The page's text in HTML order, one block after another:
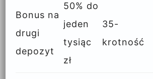
Bonus na
drugi
depozyt
50% do
jeden
tysiąc
zł
35-
krotność